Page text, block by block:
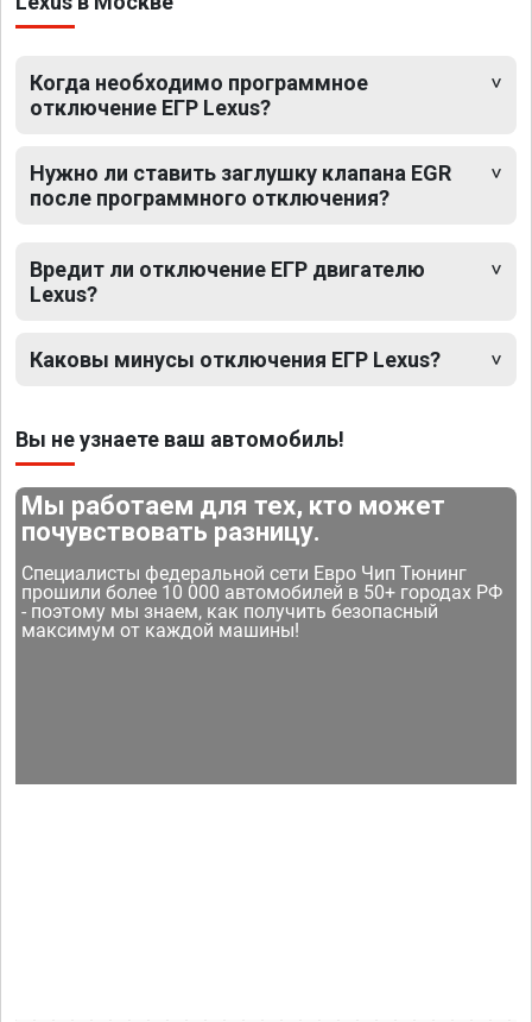
Когда необходимо программное
отключение ЕГР Lexus?
Нужно ли ставить заглушку клапана EGR
после программного отключения?
Вредит ли отключение ЕГР двигателю
Lexus?
Каковы минусы отключения ЕГР Lexus?
Вы не узнаете ваш автомобиль!
Мы работаем для тех, кто может
почувствовать разницу.
Специалисты федеральной сети Евро Чип Тюнинг
прошили более 10 000 автомобилей в 50+ городах РФ
- поэтому мы знаем, как получить безопасный
максимум от каждой машины!